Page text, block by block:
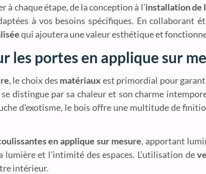
chaque étape, de la conception à l’installation de
à vos besoins spécifiques. En collaborant
qui ajoutera une valeur esthétique et
les portes en applique sur
, le choix des matériaux est primordial pour
distingue par sa chaleur et son charme
d’exotisme, le bois offre une multitude de
en applique sur mesure, apportant
et l’intimité des espaces. L’utilisation de
intérieur.